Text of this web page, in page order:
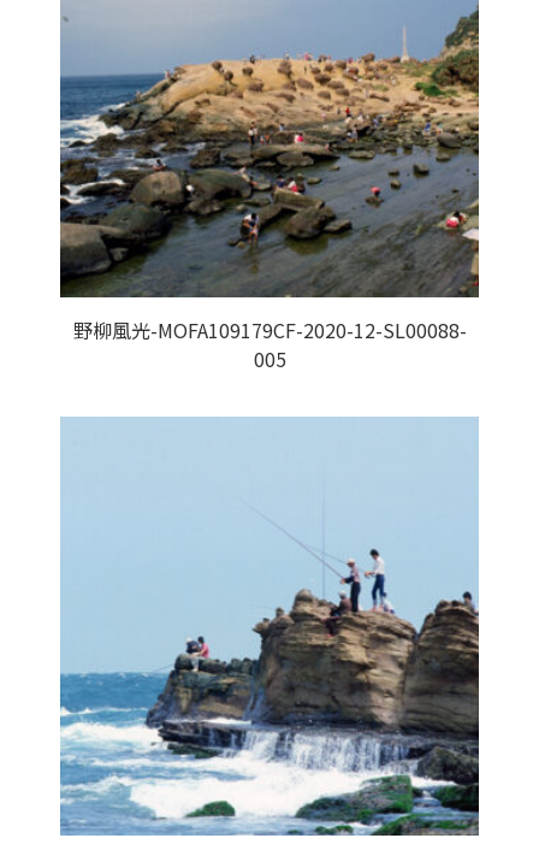
野柳風光-MOFA109179CF-2020-12-SL00088-
005